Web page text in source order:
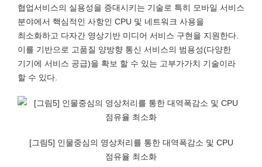
협업서비스의 실용성을 증대시키는 기술로 특히 모바일 서비스
분야에서 핵심적인 사항인 CPU 및 네트워크 사용을
최소화하고 다자간 영상기반 미디어 서비스 구현을 지원한다.
이를 기반으로 고품질 양방향 통신 서비스의 범용성(다양한
기기에 서비스 공급)을 확보 할 수 있는 고부가가치 기술이라
할 수 있다.
[그림5] 인물중심의 영상처리를 통한 대역폭감소 및 CPU
점유율 최소화